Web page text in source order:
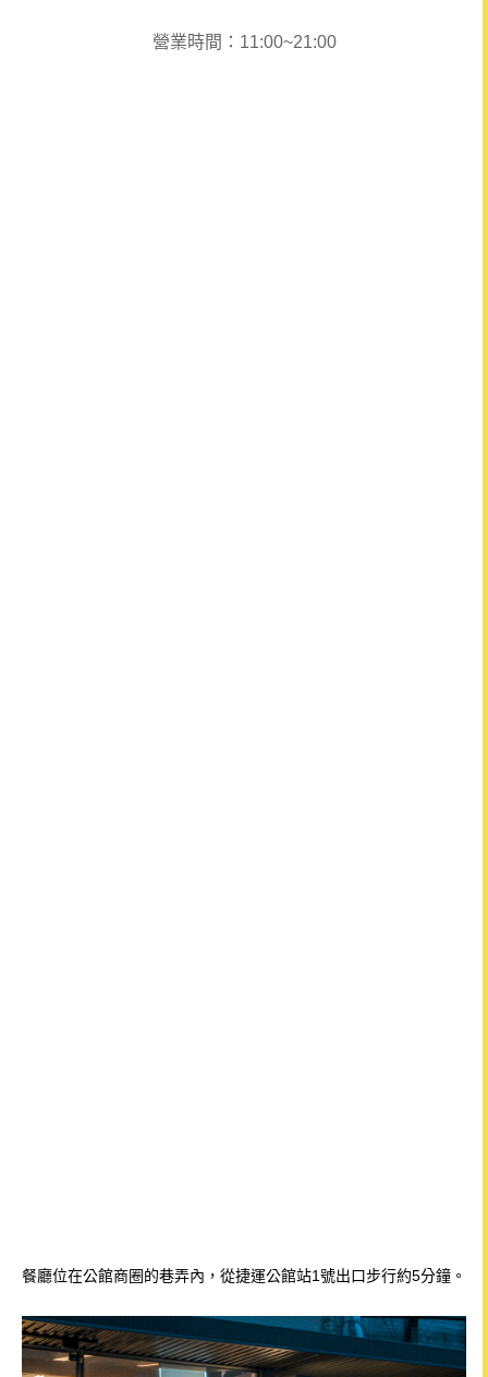
營業時間：11:00~21:00
餐廳位在公館商圈的巷弄內， 從捷運公館站1號出口步行約5分鐘。